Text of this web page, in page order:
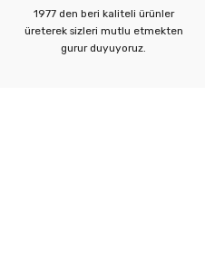
1977 den beri kaliteli ürünler
üreterek sizleri mutlu etmekten
gurur duyuyoruz.